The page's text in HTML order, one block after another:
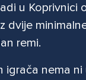
u Koprivnici
dvije
remi.
igrača nema